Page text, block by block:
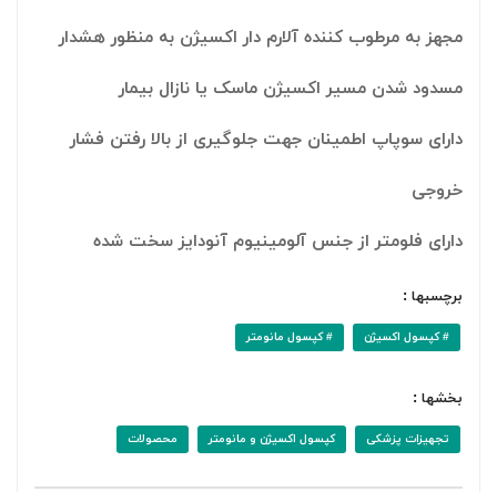
مجهز به مرطوب کننده آلارم دار اکسیژن به منظور هشدار
مسدود شدن مسیر اکسیژن ماسک یا نازال بیمار
دارای سوپاپ اطمینان جهت جلوگیری از بالا رفتن فشار
خروجی
دارای فلومتر از جنس آلومینیوم آنودایز سخت شده
برچسبها :
# کپسول اکسیژن # کپسول مانومتر
بخشها :
تجهیزات پزشکی کپسول اکسیژن و مانومتر محصولات